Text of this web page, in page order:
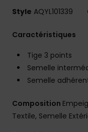
Style AQYL101339
Caractéristiques
Tige 3 points
Semelle
Semelle
Composition
Textile, Semelle